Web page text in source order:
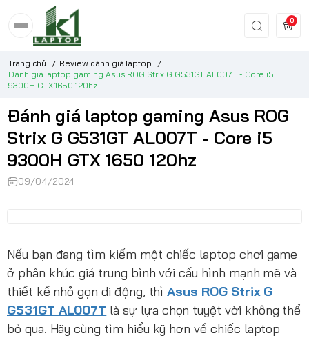
0
Trang chủ / Review đánh giá laptop
/
Đánh giá laptop gaming Asus ROG Strix G G531GT AL007T - Core i5
9300H GTX 1650 120hz
Đánh giá laptop gaming Asus ROG
Strix G G531GT AL007T - Core i5
9300H GTX 1650 120hz
09/04/2024
Nếu bạn đang tìm kiếm một chiếc laptop chơi game
ở phân khúc giá trung bình với cấu hình mạnh mẽ và
thiết kế nhỏ gọn di động, thìAsus ROG Strix G
G531GT AL007T là sự lựa chọn tuyệt vời không thể
bỏ qua. Hãy cùng tìm hiểu kỹ hơn về chiếc laptop